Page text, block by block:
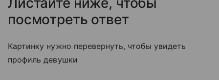
посмотреть ответ
Картинку нужно перевернуть, чтобы увидеть
профиль девушки